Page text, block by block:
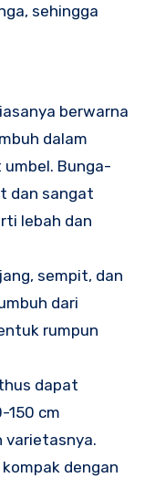
sehingga
berwarna
dalam
Bunga-
dan sangat
lebah dan
sempit, dan
dari
rumpun
dapat
150 cm
varietasnya.
dengan